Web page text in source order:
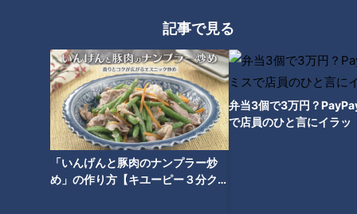
記事で見る
「いんげんと豚肉のナンプラー炒
め」の作り方【キユーピー３分クッ
弁当3個で3万円？
で店員のひと言にイラッ
先生によると、慢性関節リウマチの場合は、炎症を起こして免
疫細胞を呼び寄せるサイトカインと呼ばれる物質が健康な人よ
り多く分泌されている可能性があるとの事。サイトカインは、
白血球などの免疫細胞から作られるたんぱく質で、体内時計に
よって眠っている間に多く作られています。そのため、睡眠中
に症状が現れ、起きた時にこわばりに気づくのだとか。指だけ
でなく、ひざやひじなどが朝に痛むケースもあるそうなので、
異変を感じたらリウマチを扱う内科や整形外科などを受診しま